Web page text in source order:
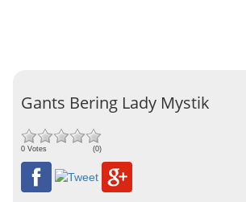
Gants Bering Lady Mystik
0 Votes (0)